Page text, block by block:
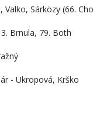
Valko, Sárközy (66.
Brnula, 79. Both
- Ukropová, Krško